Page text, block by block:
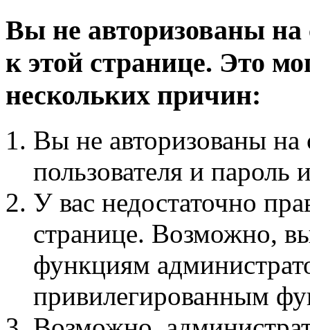
Вы не авторизованы на
к этой странице. Это
нескольких причин:
Вы не авторизованы на
пользователя и пароль
У вас недостаточно
странице. Возможно,
функциям
привилегированным